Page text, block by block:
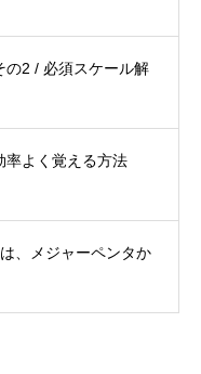
の2 / 必須スケール解
率よく覚える方法
、メジャーペンタか